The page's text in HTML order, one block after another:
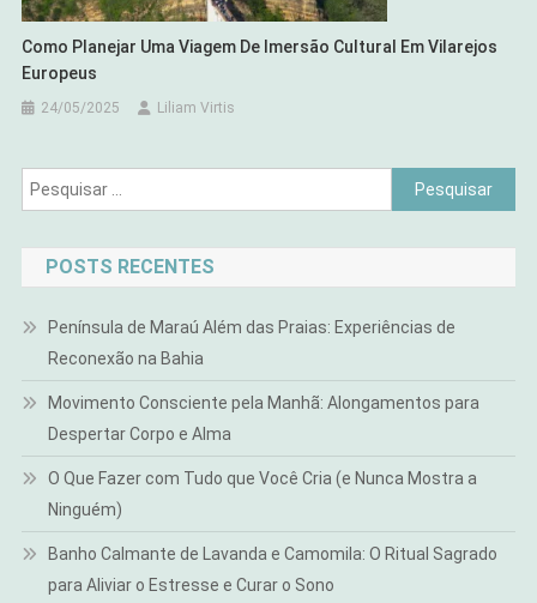
Como Planejar Uma Viagem De Imersão Cultural Em Vilarejos
Europeus
24/05/2025 Liliam Virtis
Pesquisar
por:
POSTS RECENTES
Península de Maraú Além das Praias: Experiências de
Reconexão na Bahia
Movimento Consciente pela Manhã: Alongamentos para
Despertar Corpo e Alma
O Que Fazer com Tudo que Você Cria (e Nunca Mostra a
Ninguém)
Banho Calmante de Lavanda e Camomila: O Ritual Sagrado
para Aliviar o Estresse e Curar o Sono